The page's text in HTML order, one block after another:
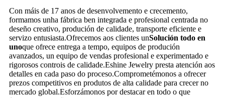
Con máis de 17 anos de desenvolvemento e crecemento,
formamos unha fábrica ben integrada e profesional centrada no
deseño creativo, produción de calidade, transporte eficiente e
servizo entusiasta.Ofrecemos aos clientes unSolución todo en
unoque ofrece entrega a tempo, equipos de produción
avanzados, un equipo de vendas profesional e experimentado e
rigorosos controis de calidade.Eshine Jewelry presta atención aos
detalles en cada paso do proceso.Comprometémonos a ofrecer
prezos competitivos en produtos de alta calidade para crecer no
mercado global.Esforzámonos por destacar en todo o que